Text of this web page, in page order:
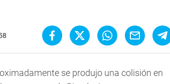
se produjo una colisión en